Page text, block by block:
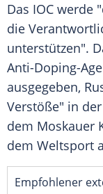
Das IOC werde
die
unterstützen".
Anti-Doping-
ausgegeben,
Verstöße" in
dem Moskauer
dem Weltsport
Empfohlener